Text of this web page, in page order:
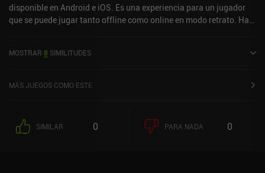
disponible en Android e iOS. Es una experiencia para un jugador
que se puede jugar tanto offline como online en modo retrato. Ha
de 3,2 sobre 5,0 en Google Play y de 4,6 sobre 5,0 en la App Store
MOSTRAR 8 SIMILITUDES
MÁS JUEGOS COMO ESTE
SIMILAR 0 PARA NADA 0